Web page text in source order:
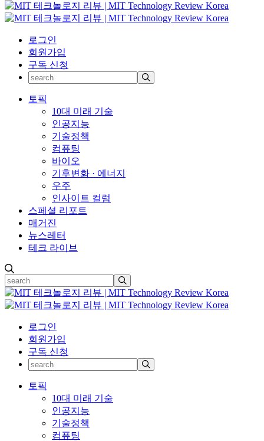
로그인
회원가입
구독 신청
토픽
10대 미래 기술
인공지능
기술정책
컴퓨팅
바이오
기후변화 · 에너지
우주
인사이트 컬럼
스페셜 리포트
매거진
뉴스레터
테크 라이브
로그인
회원가입
구독 신청
토픽
10대 미래 기술
인공지능
기술정책
컴퓨팅